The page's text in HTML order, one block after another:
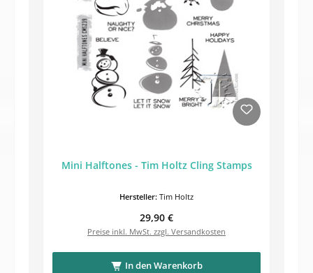
Mini Halftones - Tim Holtz Cling Stamps
Hersteller: Tim Holtz
Regulärer Preis:
29,90 €
Preise inkl. MwSt. zzgl. Versandkosten
In den Warenkorb